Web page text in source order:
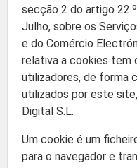
secção 2 do artigo
Julho, sobre os
e do Comércio
relativa a cookies tem
utilizadores, de forma
utilizados por este
Digital S.L.
Um cookie é um
para o navegador e